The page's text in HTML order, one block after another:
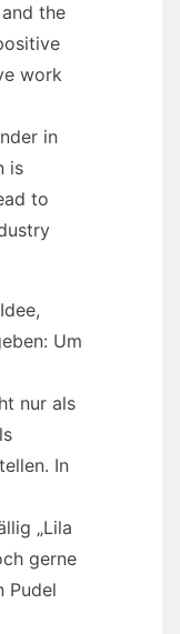
the
work
in
is
to
Um
nur als
In
„Lila
gerne
Pudel